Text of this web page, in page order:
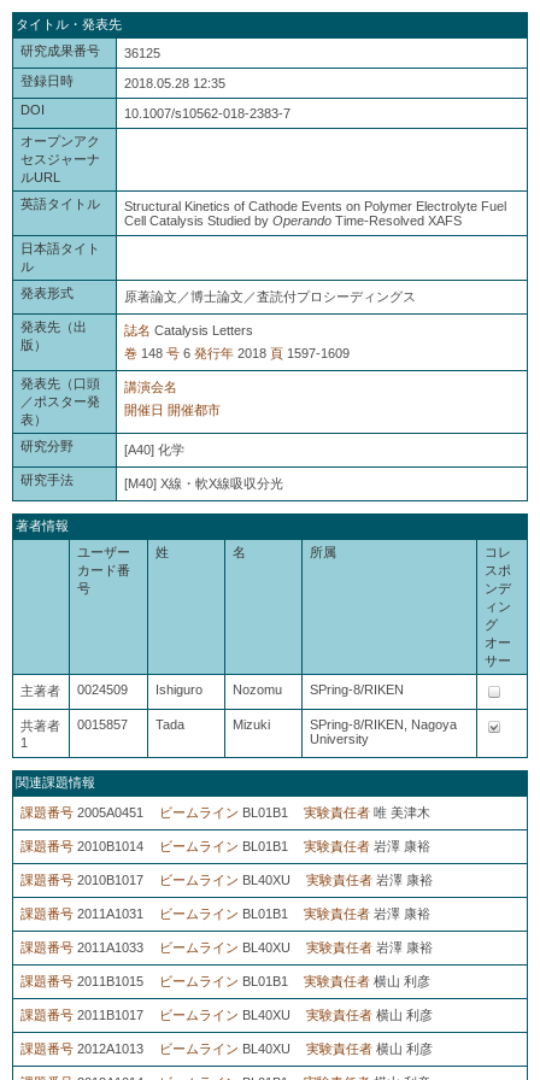
タイトル・発表先
研究成果番号
36125
登録日時
2018.05.28 12:35
DOI
10.1007/s10562-018-2383-7
オープンアク
セスジャーナ
ルURL
英語タイトル
Structural Kinetics of Cathode Events on Polymer Electrolyte Fuel
Cell Catalysis Studied by Operando Time-Resolved XAFS
日本語タイト
ル
発表形式
原著論文／博士論文／査読付プロシーディングス
発表先（出
版）
誌名 Catalysis Letters
巻 148 号 6 発行年 2018 頁 1597-1609
発表先（口頭
／ポスター発
表）
講演会名
開催日 開催都市
研究分野 [A40] 化学
研究手法 [M40] X線・軟X線吸収分光
著者情報
ユーザー
カード番
号
姓 名 所属
コレ
スポ
ンデ
ィン
グ
オー
サー
主著者 0024509 Ishiguro Nozomu SPring-8/RIKEN
共著者
1
0015857 Tada Mizuki
SPring-8/RIKEN, Nagoya
University
関連課題情報
課題番号 2005A0451 ビームライン BL01B1 実験責任者 唯 美津木
課題番号 2010B1014 ビームライン BL01B1 実験責任者 岩澤 康裕
課題番号 2010B1017 ビームライン BL40XU 実験責任者 岩澤 康裕
課題番号 2011A1031 ビームライン BL01B1 実験責任者 岩澤 康裕
課題番号 2011A1033 ビームライン BL40XU 実験責任者 岩澤 康裕
課題番号 2011B1015 ビームライン BL01B1 実験責任者 横山 利彦
課題番号 2011B1017 ビームライン BL40XU 実験責任者 横山 利彦
課題番号 2012A1013 ビームライン BL40XU 実験責任者 横山 利彦